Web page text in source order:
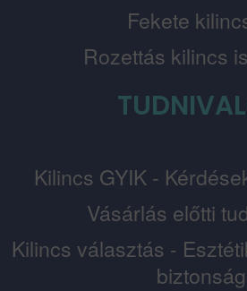
Fekete
Rozettás kilincs
Kilincs GYIK -
Vásárlás előtti
Kilincs választás -
biztonság